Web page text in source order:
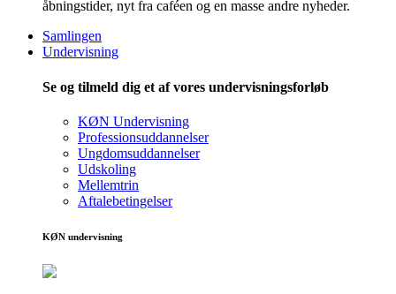
åbningstider, nyt fra caféen og en masse andre nyheder.
Samlingen
Undervisning
Se og tilmeld dig et af vores undervisningsforløb
KØN Undervisning
Professionsuddannelser
Ungdomsuddannelser
Udskoling
Mellemtrin
Aftalebetingelser
KØN undervisning